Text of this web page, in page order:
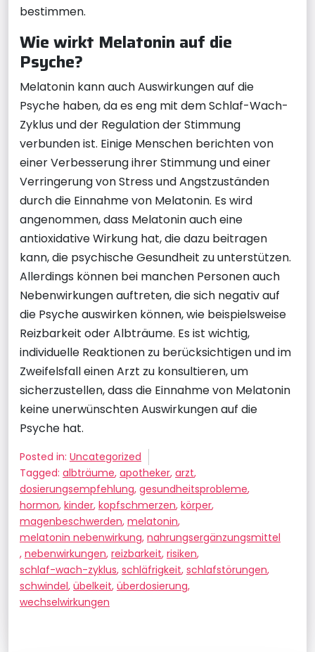
bestimmen.
Wie wirkt Melatonin auf die
Psyche?
Melatonin kann auch Auswirkungen auf die
Psyche haben, da es eng mit dem Schlaf-Wach-
Zyklus und der Regulation der Stimmung
verbunden ist. Einige Menschen berichten von
einer Verbesserung ihrer Stimmung und einer
Verringerung von Stress und Angstzuständen
durch die Einnahme von Melatonin. Es wird
angenommen, dass Melatonin auch eine
antioxidative Wirkung hat, die dazu beitragen
kann, die psychische Gesundheit zu unterstützen.
Allerdings können bei manchen Personen auch
Nebenwirkungen auftreten, die sich negativ auf
die Psyche auswirken können, wie beispielsweise
Reizbarkeit oder Albträume. Es ist wichtig,
individuelle Reaktionen zu berücksichtigen und im
Zweifelsfall einen Arzt zu konsultieren, um
sicherzustellen, dass die Einnahme von Melatonin
keine unerwünschten Auswirkungen auf die
Psyche hat.
Posted in: Uncategorized
Tagged: albträume, apotheker, arzt,
dosierungsempfehlung, gesundheitsprobleme,
hormon, kinder, kopfschmerzen, körper,
magenbeschwerden, melatonin,
melatonin nebenwirkung, nahrungsergänzungsmittel
, nebenwirkungen, reizbarkeit, risiken,
schlaf-wach-zyklus, schläfrigkeit, schlafstörungen,
schwindel, übelkeit, überdosierung,
wechselwirkungen